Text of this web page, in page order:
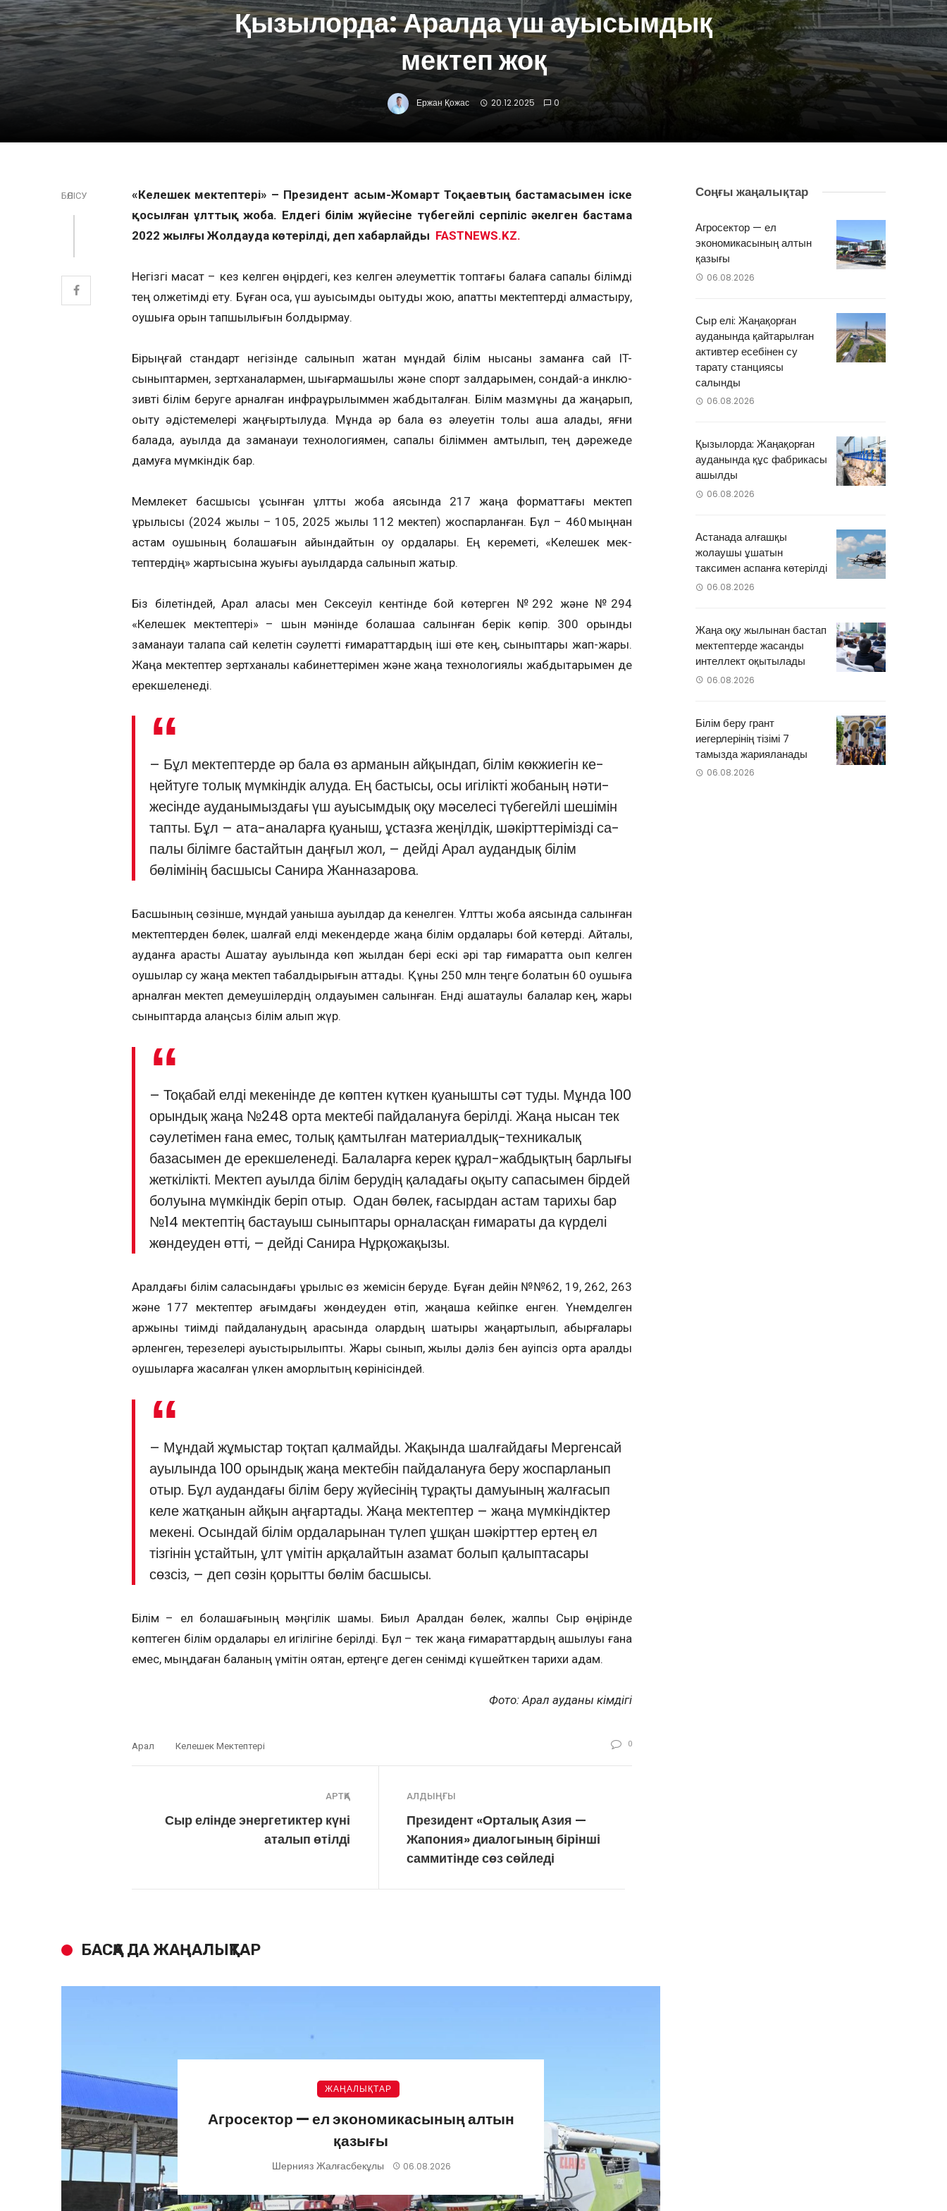
Қызылорда: Аралда үш ауысымдық
мектеп жоқ
Ержан Қожас 20.12.2025 0
БӨЛІСУ
«Келешек мектептері» – Президент Қасым-Жомарт Тоқаевтың бастамасымен іске
қосылған ұлттық жоба. Елдегі білім жүйесіне түбегейлі серпіліс әкелген бастама
2022 жылғы Жолдауда көтерілді, деп хабарлайды FASTNEWS.KZ.
Негізгі мақсат – кез келген өңірдегі, кез келген әлеуметтік топтағы балаға сапалы білімді
тең қолжетімді ету. Бұған қоса, үш ауысымды оқытуды жою, апатты мектептерді алмастыру,
оқушыға орын тапшылығын болдырмау.
Бірыңғай стандарт негізінде салы­нып жатқан мұндай білім нысаны заманға сай IT-
сыныптармен, зерт­ха­­­налармен, шығармашылық және спорт залдарымен, сондай-ақ инк­лю­­
зив­ті білім беруге арналған ин­фра­­құ­­­ры­лыммен жабдықталған. Бі­лім маз­мұны да жа­ңарып,
оқыту әдіс­­­те­ме­лері жаңғыр­ты­луда. Мұнда әр бала өз әлеуетін толық аша алады, яғни
балада, ауылда да заманауи тех­ноло­гиямен, са­палы біліммен қамты­лып, тең дәре­жеде
дамуға мүмкіндік бар.
Мемлекет басшысы ұсынған ұлт­тық жоба аясында 217 жаңа формат­тағы мектеп
құрылысы (2024 жылы – 105, 2025 жылы 112 мектеп) жос­парланған. Бұл – 460 мыңнан
астам оқу­шының болашағын айқындайтын оқу ордалары. Ең кереметі, «Келешек мек­
тептердің» жартысына жуығы ауыл­дарда салынып жатыр.
Біз білетіндей, Арал қаласы мен Сексеуіл кентінде бой көтерген №292 және №294
«Келешек мектептері» – шын мәнінде болашаққа салынған берік көпір. 300 орындық
заманауи та­лапқа сай келетін сәулетті ғимарат­тар­дың іші өте кең, сыныптары жап-жа­рық.
Жаңа мектептер зертханалық ка­бинеттерімен және жаңа техно­ло­гиялық жабдықтарымен де
ерекше­ленеді.
– Бұл мектептерде әр бала өз ар­манын айқындап, білім көкжиегін ке­
ңейтуге толық мүмкіндік алуда. Ең бастысы, осы игілікті жобаның нә­ти­
жесінде ауданымыздағы үш ауы­сымдық оқу мәселесі түбегейлі шеші­мін
тапты. Бұл – ата-аналарға қуаныш, ұстазға жеңілдік, шәкірттері­мізді са­
палы білімге бастайтын даңғыл жол, – дейді Арал аудандық білім
бөлімінің басшысы Санира Жанназарова.
Басшының сөзінше, мұндай қуа­нышқа ауылдар да кенелген. Ұлттық жоба аясында салынған
мектептерден бөлек, шалғай елді мекендерде жаңа білім ордалары бой көтерді. Айталық,
ауданға қарасты Ақшатау ауылында көп жылдан бері ескі әрі тар ғимаратта оқып келген
оқушылар су жаңа мектеп табалдырығын аттады. Құны 250 млн теңге болатын 60 оқушыға
арналған мектеп демеушілердің қолдауымен са­лынған. Енді ақшатаулық балалар кең, жарық
сыныптарда алаңсыз білім алып жүр.
– Тоқабай елді мекенінде де көп­тен күткен қуанышты сәт туды. Мұн­да 100
орындық жаңа №248 орта мек­­тебі пайдалануға берілді. Жаңа ны­сан тек
сәулетімен ғана емес, толық қамтылған материалдық-техникалық
базасымен де ерекшеленеді. Балаларға керек құ­рал-жабдықтың барлығы
жеткі­лікті. Мек­­теп ауылда білім берудің қала­да­ғы оқыту сапасымен бірдей
болуына мүм­кіндік беріп отыр. Одан бөлек, ғасырдан астам тарихы бар
№14 мек­тептің бастауыш сыныптары орна­лас­қан ғимараты да күрделі
жөндеуден өтті, – дейді Санира Нұрқожақызы.
Аралдағы білім саласындағы құры­лыс өз жемісін беруде. Бұған дейін №№62, 19, 262, 263
және 177 мектептер ағымдағы жөндеуден өтіп, жаңаша кейіпке енген. Үнемделген
қаржыны тиімді пайдаланудың арқа­сында олардың шатыры жаңартылып, қабырғалары
әрленген, тере­зелері ауыс­тырылыпты. Жарық сы­нып, жы­лы дәліз бен қауіпсіз орта аралдық
оқу­шы­ларға жасалған үлкен қам­қор­лықтың көрінісіндей.
– Мұндай жұмыстар тоқтап қал­майды. Жақында шалғайдағы Мер­генсай
ауылында 100 орындық жаңа мектебін пайдалануға беру жоспарланып
отыр. Бұл аудандағы білім беру жүйесінің тұрақты дамуы­ның жалғасып
келе жатқанын айқын аңғартады. Жаңа мектептер – жаңа мүмкіндіктер
мекені. Осындай білім ордаларынан түлеп ұшқан шәкірттер ертең ел
тізгінін ұстайтын, ұлт үмітін арқалайтын азамат болып қалыптасары
сөзсіз, – деп сөзін қорытты бөлім бас­шысы.
Білім – ел болашағының мәңгілік шамы. Биыл Аралдан бөлек, жалпы Сыр өңірінде
көптеген білім ордалары ел игілігіне берілді. Бұл – тек жаңа ғи­мараттардың ашылуы ғана
емес, мың­даған баланың үмітін оятқан, ертеңге деген сенімді күшейткен тарихи қадам.
Фото: Арал ауданы әкімдігі
Арал Келешек Мектептері 0
АРТҚА
Сыр елінде энергетиктер күні
аталып өтілді
АЛДЫҢҒЫ
Президент «Орталық Азия —
Жапония» диалогының бірінші
саммитінде сөз сөйледі
БАСҚА ДА ЖАҢАЛЫҚТАР
ЖАҢАЛЫҚТАР
Агросектор — ел экономикасының алтын
қазығы
Шернияз Жалғасбекұлы 06.08.2026
Соңғы жаңалықтар
Агросектор — ел
экономикасының алтын
қазығы
06.08.2026
Сыр елі: Жаңақорған
ауданында қайтарылған
активтер есебінен су
тарату станциясы
салынды
06.08.2026
Қызылорда: Жаңақорған
ауданында құс фабрикасы
ашылды
06.08.2026
Астанада алғашқы
жолаушы ұшатын
таксимен аспанға көтерілді
06.08.2026
Жаңа оқу жылынан бастап
мектептерде жасанды
интеллект оқытылады
06.08.2026
Білім беру грант
иегерлерінің тізімі 7
тамызда жарияланады
06.08.2026